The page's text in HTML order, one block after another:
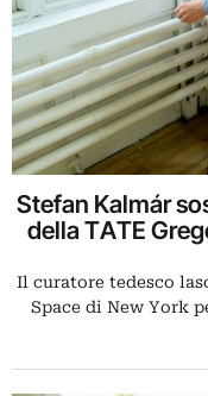
Stefan Kalmár
della TATE
Il curatore tedesco
Space di New York